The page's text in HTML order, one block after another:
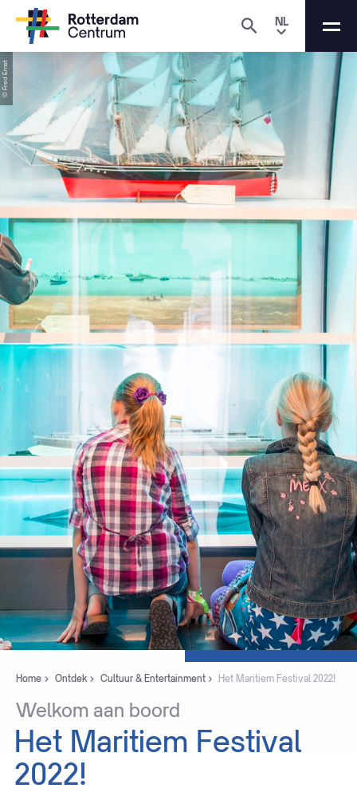
NL
Home Ontdek Cultuur & Entertainment Het Maritiem Festival 2022!
Welkom aan boord
Het Maritiem Festival
2022!
© Fred Ernst